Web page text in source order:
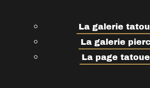
La galerie
La galerie
La page